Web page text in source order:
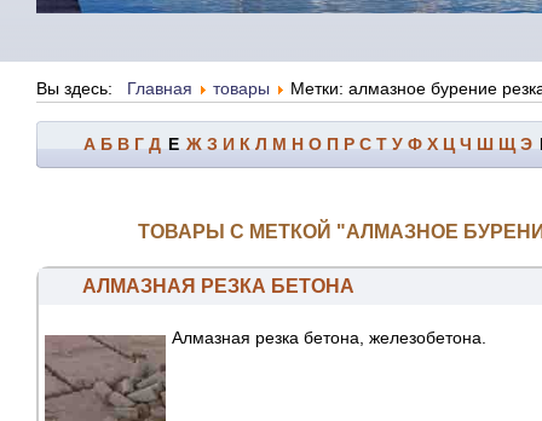
Вы здесь: Главная товары Метки: алмазное бурение
А Б В Г Д Е Ж З И К Л М Н О П Р С Т У Ф Х Ц Ч Ш Щ Э
ТОВАРЫ С МЕТКОЙ "АЛМАЗНОЕ
АЛМАЗНАЯ РЕЗКА БЕТОНА
Алмазная резка бетона, железобетона.